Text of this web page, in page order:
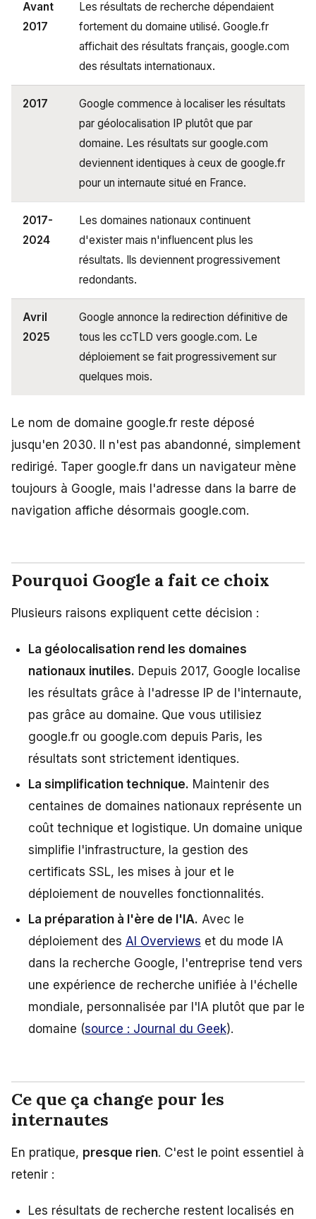
Avant
2017
Les résultats de recherche dépendaient
fortement du domaine utilisé. Google.fr
affichait des résultats français, google.com
des résultats internationaux.
2017
Google commence à localiser les résultats
par géolocalisation IP plutôt que par
domaine. Les résultats sur google.com
deviennent identiques à ceux de google.fr
pour un internaute situé en France.
2017-
2024
Les domaines nationaux continuent
d'exister mais n'influencent plus les
résultats. Ils deviennent progressivement
redondants.
Avril
2025
Google annonce la redirection définitive de
tous les ccTLD vers google.com. Le
déploiement se fait progressivement sur
quelques mois.
Le nom de domaine google.fr reste déposé
jusqu'en 2030. Il n'est pas abandonné, simplement
redirigé. Taper google.fr dans un navigateur mène
toujours à Google, mais l'adresse dans la barre de
navigation affiche désormais google.com.
Pourquoi Google a fait ce choix
Plusieurs raisons expliquent cette décision :
La géolocalisation rend les domaines
nationaux inutiles. Depuis 2017, Google localise
les résultats grâce à l'adresse IP de l'internaute,
pas grâce au domaine. Que vous utilisiez
google.fr ou google.com depuis Paris, les
résultats sont strictement identiques.
La simplification technique. Maintenir des
centaines de domaines nationaux représente un
coût technique et logistique. Un domaine unique
simplifie l'infrastructure, la gestion des
certificats SSL, les mises à jour et le
déploiement de nouvelles fonctionnalités.
La préparation à l'ère de l'IA. Avec le
déploiement des AI Overviews et du mode IA
dans la recherche Google, l'entreprise tend vers
une expérience de recherche unifiée à l'échelle
mondiale, personnalisée par l'IA plutôt que par le
domaine (source : Journal du Geek).
Ce que ça change pour les
internautes
En pratique, presque rien. C'est le point essentiel à
retenir :
Les résultats de recherche restent localisés en